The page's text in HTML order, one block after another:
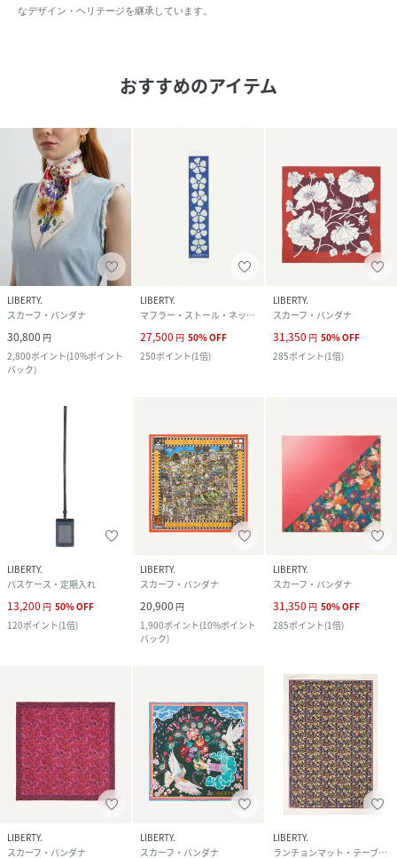
なデザイン・ヘリテージを継承しています。
おすすめのアイテム
LIBERTY.
スカーフ・バンダナ
30,800 円
2,800ポイント(10%ポイント
バック)
LIBERTY.
マフラー・ストール・ネックウォーマー
27,500 円 50%OFF
250ポイント(1倍)
LIBERTY.
スカーフ・バンダナ
31,350 円 50%OFF
285ポイント(1倍)
LIBERTY.
パスケース・定期入れ
13,200 円 50%OFF
120ポイント(1倍)
LIBERTY.
スカーフ・バンダナ
20,900 円
1,900ポイント(10%ポイント
バック)
LIBERTY.
スカーフ・バンダナ
31,350 円 50%OFF
285ポイント(1倍)
LIBERTY.
スカーフ・バンダナ
LIBERTY.
スカーフ・バンダナ
LIBERTY.
ランチョンマット・テーブルクロス